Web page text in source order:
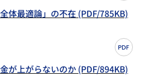
体最適論」の不在 (PDF/785KB)
が上がらないのか (PDF/894KB)